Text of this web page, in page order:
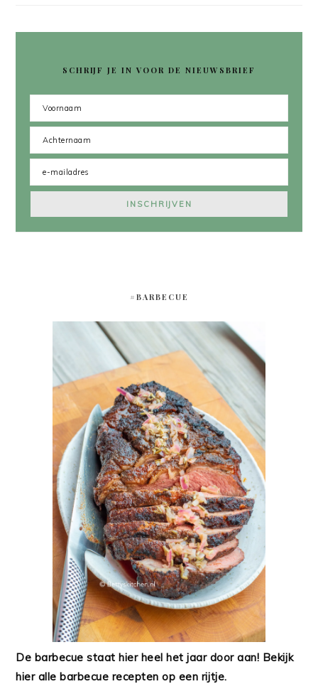
SCHRIJF JE IN VOOR DE NIEUWSBRIEF
#BARBECUE
De barbecue staat hier heel het jaar door aan! Bekijk
hier alle barbecue recepten op een rijtje.